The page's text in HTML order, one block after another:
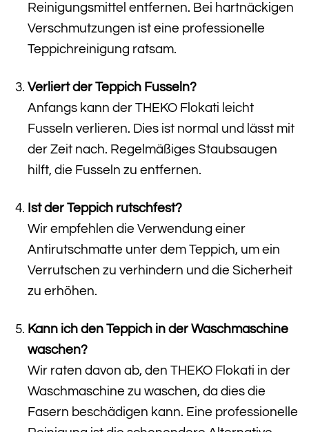
Reinigungsmittel entfernen. Bei hartnäckigen
Verschmutzungen ist eine professionelle
Teppichreinigung ratsam.
Verliert der Teppich Fusseln?
Anfangs kann der THEKO Flokati leicht
Fusseln verlieren. Dies ist normal und lässt mit
der Zeit nach. Regelmäßiges Staubsaugen
hilft, die Fusseln zu entfernen.
Ist der Teppich rutschfest?
Wir empfehlen die Verwendung einer
Antirutschmatte unter dem Teppich, um ein
Verrutschen zu verhindern und die Sicherheit
zu erhöhen.
Kann ich den Teppich in der Waschmaschine
waschen?
Wir raten davon ab, den THEKO Flokati in der
Waschmaschine zu waschen, da dies die
Fasern beschädigen kann. Eine professionelle